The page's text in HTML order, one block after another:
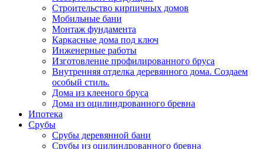
Строительство кирпичных домов
Мобильные бани
Монтаж фундамента
Каркасные дома под ключ
Инженерные работы
Изготовление профилированного бруса
Внутренняя отделка деревянного дома. Создаем
особый стиль.
Дома из клееного бруса
Дома из оцилиндрованного бревна
Ипотека
Срубы
Срубы деревянной бани
Срубы из оцилиндрованного бревна